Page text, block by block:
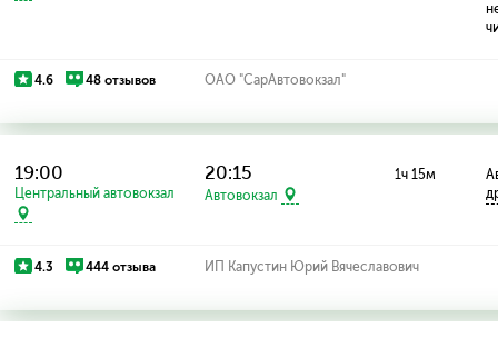
4.6 48 отзывов ОАО "СарАвтовокзал"
19:00
Центральный автовокзал
20:15
Автовокзал
1ч 15м
4.3 444 отзыва ИП Капустин Юрий Вячеславович